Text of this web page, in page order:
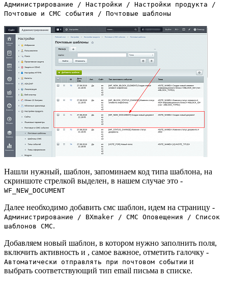
Администрирование / Настройки / Настройки продукта /
Почтовые и СМС события / Почтовые шаблоны
Нашли нужный, шаблон, запоминаем код типа шаблона, на
скриншоте стрелкой выделен, в нашем случае это -
WF_NEW_DOCUMENT
Далее необходимо добавить смс шаблон, идем на страницу -
Администрирование / BXmaker / СМС Оповещения / Список
шаблонов СМС.
Добавляем новый шаблон, в котором нужно заполнить поля,
включить активность и , самое важное, отметить галочку -
Автоматически отправлять при почтовом событии и
выбрать соответствующий тип email письма в списке.